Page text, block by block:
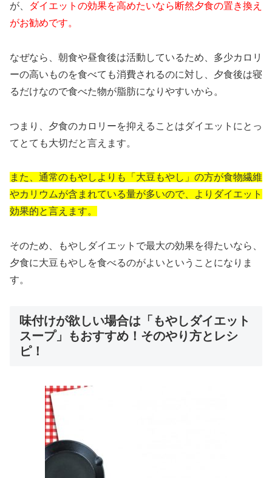
が、
ダイエットの効果を高めたいなら断然夕食の置き換え
がお勧めです。
なぜなら、朝食や昼食後は活動しているため、多少カロリ
ーの高いものを食べても消費されるのに対し、夕食後は寝
るだけなので食べた物が脂肪になりやすいから。
つまり、夕食のカロリーを抑えることはダイエットにとっ
てとても大切だと言えます。
また、通常のもやしよりも「大豆もやし」の方が食物繊維
やカリウムが含まれている量が多いので、よりダイエット
効果的と言えます。
そのため、もやしダイエットで最大の効果を得たいなら、
夕食に大豆もやしを食べるのがよいということになりま
す。
味付けが欲しい場合は「もやしダイエット
スープ」もおすすめ！そのやり方とレシ
ピ！